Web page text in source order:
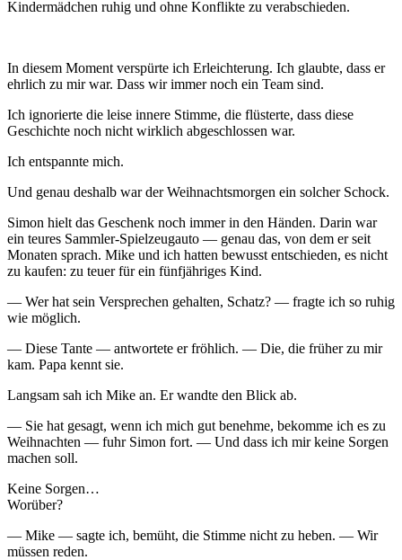
Kindermädchen ruhig und ohne Konflikte zu verabschieden.
In diesem Moment verspürte ich Erleichterung. Ich glaubte, dass er
ehrlich zu mir war. Dass wir immer noch ein Team sind.
Ich ignorierte die leise innere Stimme, die flüsterte, dass diese
Geschichte noch nicht wirklich abgeschlossen war.
Ich entspannte mich.
Und genau deshalb war der Weihnachtsmorgen ein solcher Schock.
Simon hielt das Geschenk noch immer in den Händen. Darin war
ein teures Sammler-Spielzeugauto — genau das, von dem er seit
Monaten sprach. Mike und ich hatten bewusst entschieden, es nicht
zu kaufen: zu teuer für ein fünfjähriges Kind.
— Wer hat sein Versprechen gehalten, Schatz? — fragte ich so ruhig
wie möglich.
— Diese Tante — antwortete er fröhlich. — Die, die früher zu mir
kam. Papa kennt sie.
Langsam sah ich Mike an. Er wandte den Blick ab.
— Sie hat gesagt, wenn ich mich gut benehme, bekomme ich es zu
Weihnachten — fuhr Simon fort. — Und dass ich mir keine Sorgen
machen soll.
Keine Sorgen…
Worüber?
— Mike — sagte ich, bemüht, die Stimme nicht zu heben. — Wir
müssen reden.